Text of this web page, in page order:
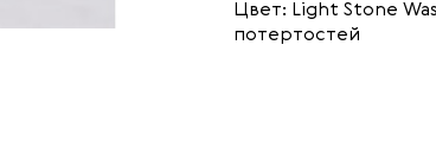
Цвет: Light Stone
потертостей